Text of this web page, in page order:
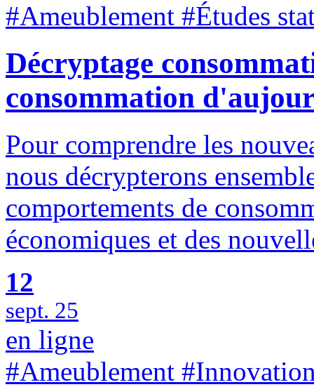
#Ameublement #Études
Décryptage
consommation
Pour comprendre les
nous décrypterons
comportements de
économiques et des
12
sept. 25
en ligne
#Ameublement